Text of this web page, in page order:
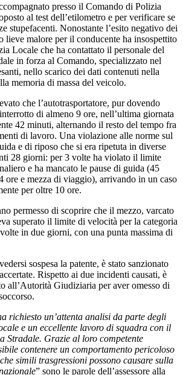
presso il Comando di Polizia
al test dell’etilometro e per verificare se
stupefacenti. Nonostante l’esito negativo dei
lieve malore per il conducente ha insospettito
Locale che ha contattato il personale del
in forza al Comando, specializzato nel
nello scarico dei dati contenuti nella
memoria di massa del veicolo.
che l’autotrasportatore, pur dovendo
di almeno 9 ore, nell’ultima giornata
42 minuti, alternando il resto del tempo fra
di lavoro. Una violazione alle norme sul
e di riposo che si era ripetuta in diverse
28 giorni: per 3 volte ha violato il limite
e ha mancato le pause di guida (45
ore e mezza di viaggio), arrivando in un caso
per oltre 10 ore.
permesso di scoprire che il mezzo, varcato
superato il limite di velocità per la categoria
in due giorni, con una punta massima di
sospesa la patente, è stato sanzionato
Rispetto ai due incidenti causati, è
all’Autorità Giudiziaria per aver omesso di
richiesto un’attenta analisi da parte degli
e un eccellente lavoro di squadra con il
Stradale. Grazie al loro competente
contenere un comportamento pericoloso
simili trasgressioni possono causare sulla
” sono le parole dell’assessore alla